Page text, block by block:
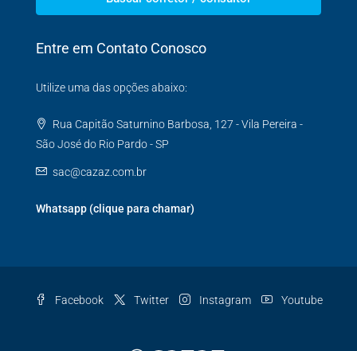
Entre em Contato Conosco
Utilize uma das opções abaixo:
Rua Capitão Saturnino Barbosa, 127 - Vila Pereira -
São José do Rio Pardo - SP
sac@cazaz.com.br
Whatsapp (clique para chamar)
Facebook Twitter Instagram Youtube